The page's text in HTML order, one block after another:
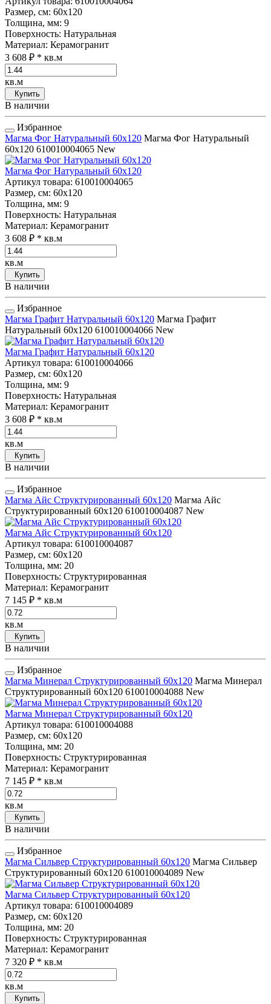
Размер, см: 60x120
Толщина, мм: 9
Поверхность: Натуральная
Материал: Керамогранит
3 608 ₽ * кв.м
кв.м
Купить
В наличии
Избранное
Магма Фог Натуральный 60x120 Магма Фог Натуральный
60x120 610010004065 New
Магма Фог Натуральный 60x120
Артикул товара: 610010004065
Размер, см: 60x120
Толщина, мм: 9
Поверхность: Натуральная
Материал: Керамогранит
3 608 ₽ * кв.м
кв.м
Купить
В наличии
Избранное
Магма Графит Натуральный 60x120 Магма Графит
Натуральный 60x120 610010004066 New
Магма Графит Натуральный 60x120
Артикул товара: 610010004066
Размер, см: 60x120
Толщина, мм: 9
Поверхность: Натуральная
Материал: Керамогранит
3 608 ₽ * кв.м
кв.м
Купить
В наличии
Избранное
Магма Айс Структурированный 60x120 Магма Айс
Структурированный 60x120 610010004087 New
Магма Айс Структурированный 60x120
Артикул товара: 610010004087
Размер, см: 60x120
Толщина, мм: 20
Поверхность: Структурированная
Материал: Керамогранит
7 145 ₽ * кв.м
кв.м
Купить
В наличии
Избранное
Магма Минерал Структурированный 60x120 Магма Минерал
Структурированный 60x120 610010004088 New
Магма Минерал Структурированный 60x120
Артикул товара: 610010004088
Размер, см: 60x120
Толщина, мм: 20
Поверхность: Структурированная
Материал: Керамогранит
7 145 ₽ * кв.м
кв.м
Купить
В наличии
Избранное
Магма Сильвер Структурированный 60x120 Магма Сильвер
Структурированный 60x120 610010004089 New
Магма Сильвер Структурированный 60x120
Артикул товара: 610010004089
Размер, см: 60x120
Толщина, мм: 20
Поверхность: Структурированная
Материал: Керамогранит
7 320 ₽ * кв.м
кв.м
Купить